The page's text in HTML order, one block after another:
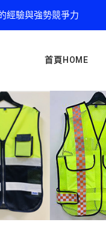
經驗與強勢競爭力
首頁HOME